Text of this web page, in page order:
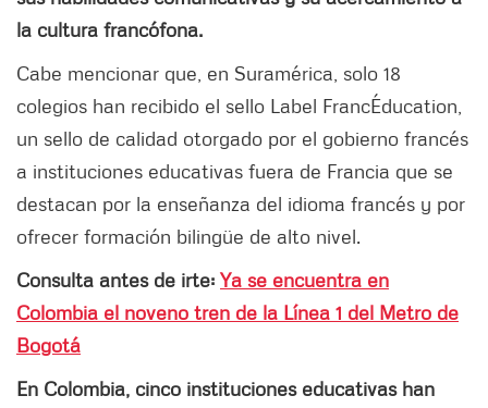
la cultura francófona.
Cabe mencionar que, en Suramérica, solo 18
colegios han recibido el sello Label FrancÉducation,
un sello de calidad otorgado por el gobierno francés
a instituciones educativas fuera de Francia que se
destacan por la enseñanza del idioma francés y por
ofrecer formación bilingüe de alto nivel.
Consulta antes de irte: Ya se encuentra en
Colombia el noveno tren de la Línea 1 del Metro de
Bogotá
En Colombia, cinco instituciones educativas han